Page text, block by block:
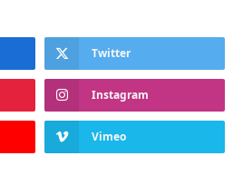
Twitter
Instagram
Vimeo